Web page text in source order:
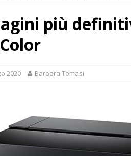
più
2020 Barbara Tomasi